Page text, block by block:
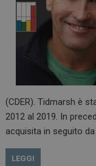
(CDER). Tidmarsh è
2012 al 2019. In
acquisita in seguito da
LEGGI
tracking-
ironfish-
enable